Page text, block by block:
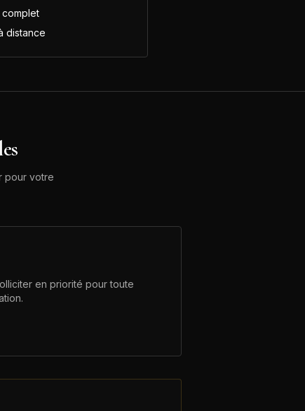
complet
distance
pour votre
en priorité pour toute